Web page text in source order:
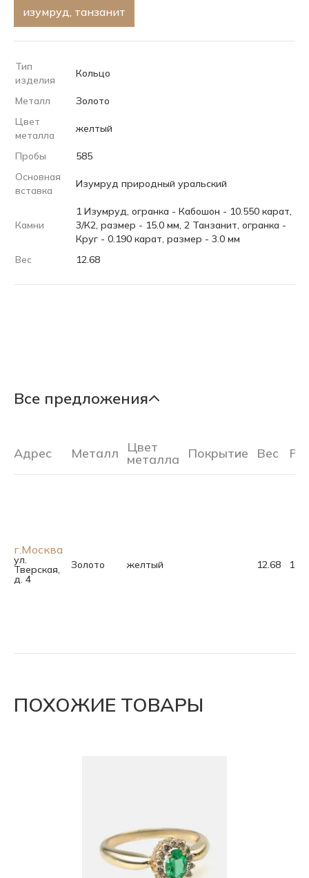
изумруд, танзанит
Тип
изделия
Кольцо
Металл
Золото
Цвет
металла
желтый
Пробы
585
Основная
вставка
Изумруд природный уральский
Камни
1 Изумруд, огранка - Кабошон - 10.550 карат,
3/К2, размер - 15.0 мм, 2 Танзанит, огранка -
Круг - 0.190 карат, размер - 3.0 мм
Вес
12.68
Все предложения
Адрес Металл Цвет
металла Покрытие Вес
г.Москва
ул.
Тверская,
д. 4
Золото желтый 12.68 18.0
ПОХОЖИЕ ТОВАРЫ